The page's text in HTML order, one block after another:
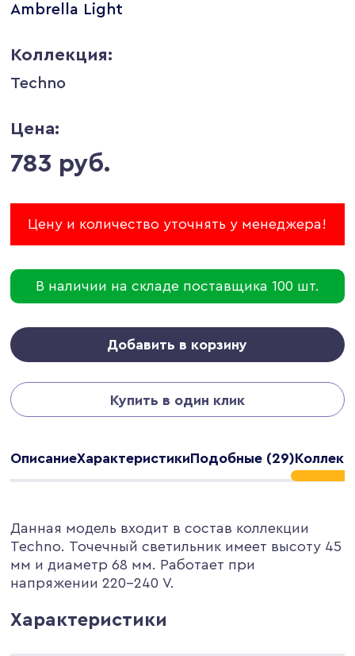
Ambrella Light
Коллекция:
Techno
Цена:
783 руб.
Цену и количество уточнять у менеджера!
В наличии на складе поставщика 100 шт.
Добавить в корзину
Купить в один клик
ОписаниеХарактеристикиПодобные (29)
Данная модель входит в состав коллекции
Techno. Точечный светильник имеет высоту 45
мм и диаметр 68 мм. Работает при
напряжении 220-240 V.
Характеристики